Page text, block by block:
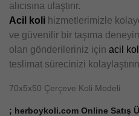
alıcısına ulaştırır.
Acil koli hizmetlerimizle
ve güvenilir bir taşıma
olan gönderileriniz için acil
teslimat sürecinizi kolaylaştırın
70x5x50 Çerçeve Koli Modeli
; herboykoli.com Online Satış